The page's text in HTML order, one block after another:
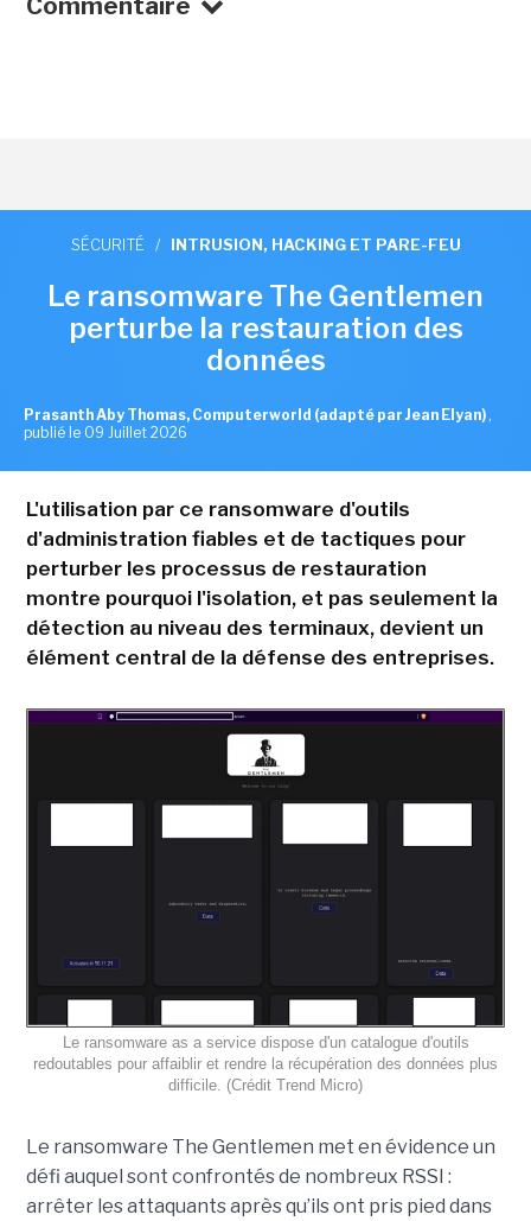
Commentaire
SÉCURITÉ / INTRUSION, HACKING ET PARE-FEU
Le ransomware The Gentlemen
perturbe la restauration des
données
Prasanth Aby Thomas, Computerworld (adapté par Jean Elyan) ,
publié le 09 Juillet 2026
L'utilisation par ce ransomware d'outils
d'administration fiables et de tactiques pour
perturber les processus de restauration
montre pourquoi l'isolation, et pas seulement la
détection au niveau des terminaux, devient un
élément central de la défense des entreprises.
Le ransomware as a service dispose d'un catalogue d'outils
redoutables pour affaiblir et rendre la récupération des données plus
difficile. (Crédit Trend Micro)
Le ransomware The Gentlemen met en évidence un
défi auquel sont confrontés de nombreux RSSI :
arrêter les attaquants après qu’ils ont pris pied dans